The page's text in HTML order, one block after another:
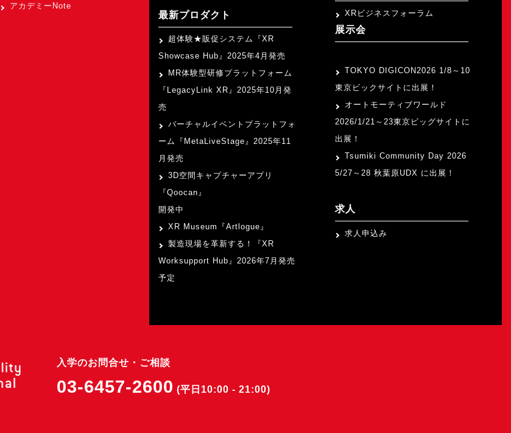
アカデミーNote
最新プロダクト
超体験★販促システム『XR
Showcase Hub』2025年4月発売
MR体験型研修プラットフォーム
『LegacyLink XR』2025年10月発
売
バーチャルイベントプラットフォ
ーム『MetaLiveStage』2025年11
月発売
3D空間キャプチャーアプリ
『Qoocan』
開発中
XR Museum『Artlogue』
製造現場を革新する！『XR
Worksupport Hub』2026年7月発売
予定
XRビジネスフォーラム
展示会
TOKYO DIGICON2026 1/8～10
東京ビックサイトに出展！
オートモーティブワールド
2026/1/21～23東京ビッグサイトに
出展！
Tsumiki Community Day 2026
5/27～28 秋葉原UDX に出展！
求人
求人申込み
入学のお問合せ・ご相談
03-6457-2600 (平日10:00 - 21:00)